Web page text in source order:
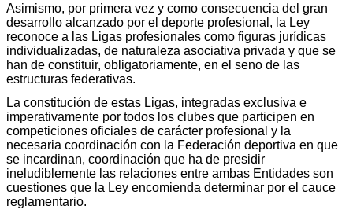
Asimismo, por primera vez y como consecuencia del gran
desarrollo alcanzado por el deporte profesional, la Ley
reconoce a las Ligas profesionales como figuras jurídicas
individualizadas, de naturaleza asociativa privada y que se
han de constituir, obligatoriamente, en el seno de las
estructuras federativas.
La constitución de estas Ligas, integradas exclusiva e
imperativamente por todos los clubes que participen en
competiciones oficiales de carácter profesional y la
necesaria coordinación con la Federación deportiva en que
se incardinan, coordinación que ha de presidir
ineludiblemente las relaciones entre ambas Entidades son
cuestiones que la Ley encomienda determinar por el cauce
reglamentario.